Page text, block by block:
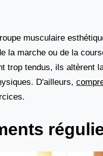
musculaire
la marche ou de la
trop tendus, ils altèrent
D'ailleurs,